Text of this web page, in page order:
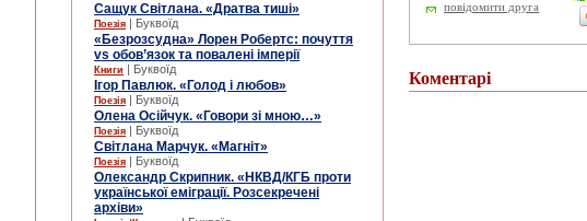
Сащук Світлана. «Дратва тиші»
Поезія | Буквоїд
«Безрозсудна» Лорен Робертс: почуття
vs обов’язок та повалені імперії
Книги | Буквоїд
Ігор Павлюк. «Голод і любов»
Поезія | Буквоїд
Олена Осійчук. «Говори зі мною…»
Поезія | Буквоїд
Світлана Марчук. «Магніт»
Поезія | Буквоїд
Олександр Скрипник. «НКВД/КГБ проти
української еміграції. Розсекречені
архіви»
повідомити друга
Коментарі